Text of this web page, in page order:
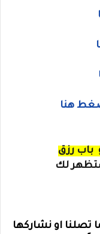
هنا
باب رزق
لك
تصلنا او نشاركها